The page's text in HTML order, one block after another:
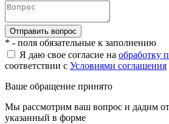
* - поля обязательные к заполнению
Я даю свое согласие на обработку
соответствии с Условиями соглашения
Ваше обращение принято
Мы рассмотрим ваш вопрос и дадим
указанный в форме